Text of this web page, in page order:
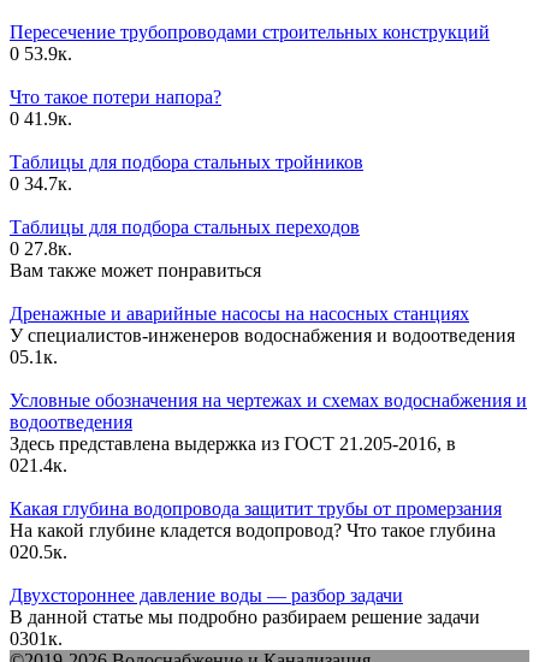
Пересечение трубопроводами строительных конструкций
0 53.9к.
Что такое потери напора?
0 41.9к.
Таблицы для подбора стальных тройников
0 34.7к.
Таблицы для подбора стальных переходов
0 27.8к.
Вам также может понравиться
Дренажные и аварийные насосы на насосных станциях
У специалистов-инженеров водоснабжения и водоотведения
05.1к.
Условные обозначения на чертежах и схемах водоснабжения и
водоотведения
Здесь представлена выдержка из ГОСТ 21.205-2016, в
021.4к.
Какая глубина водопровода защитит трубы от промерзания
На какой глубине кладется водопровод? Что такое глубина
020.5к.
Двухстороннее давление воды — разбор задачи
В данной статье мы подробно разбираем решение задачи
0301к.